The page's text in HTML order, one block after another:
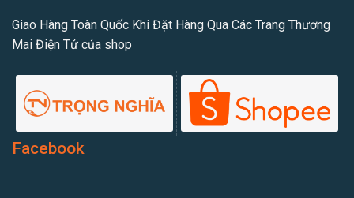
Giao Hàng Toàn Quốc Khi Đặt Hàng Qua Các Trang Thương
Mai Điện Tử của shop
Facebook